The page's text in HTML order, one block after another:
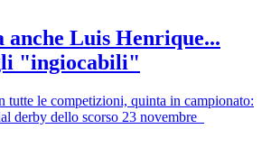
anche Luis Henrique...
"ingiocabili"
tutte le competizioni, quinta in campionato:
derby dello scorso 23 novembre